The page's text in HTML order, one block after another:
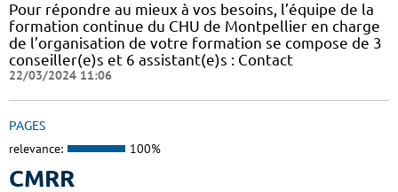
Pour répondre au mieux à vos besoins, l’équipe de la
formation continue du CHU de Montpellier en charge
de l’organisation de votre formation se compose de 3
conseiller(e)s et 6 assistant(e)s : Contact
22/03/2024 11:06
PAGES
relevance: 100%
CMRR